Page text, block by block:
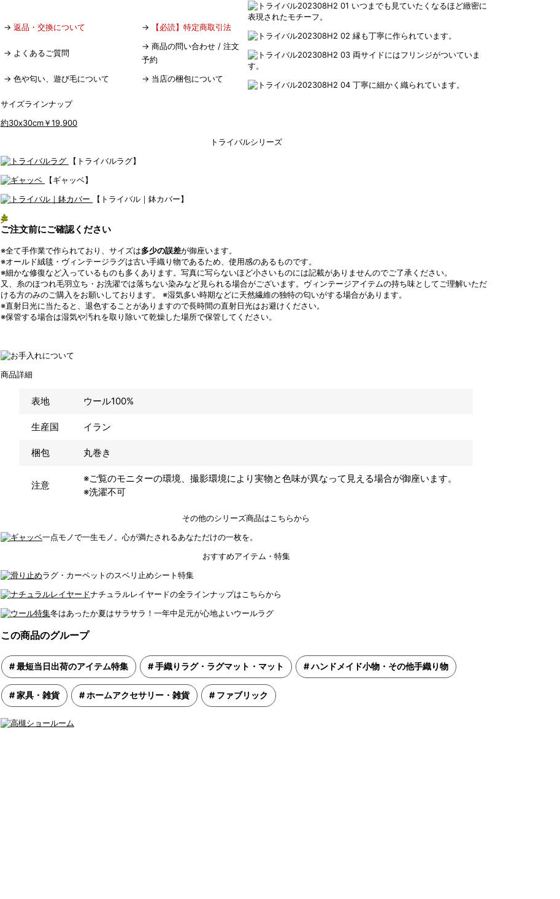
→ 返品・交換について → 【必読】特定商取引法
→ よくあるご質問
→ 商品の問い合わせ / 注文
予約
→ 色や匂い、遊び毛について → 当店の梱包について
いつまでも見ていたくなるほど緻密に
表現されたモチーフ。
縁も丁寧に作られています。
両サイドにはフリンジがついていま
す。
丁寧に細かく織られています。
サイズラインナップ
約30x30cm￥19,900
トライバルシリーズ
【トライバルラグ】
【ギャッベ】
【トライバル｜鉢カバー】
ご注文前にご確認ください
※全て手作業で作られており、サイズは多少の誤差が御座います。
※オールド絨毯・ヴィンテージラグは古い手織り物であるため、使用感のあるものです。
※細かな修復など入っているものも多くあります。写真に写らないほど小さいものには記載がありませんのでご了承ください。
又、糸のほつれ毛羽立ち・お洗濯では落ちない染みなど見られる場合がございます。ヴィンテージアイテムの持ち味としてご理解いただ
ける方のみのご購入をお願いしております。 ※湿気多い時期などに天然繊維の独特の匂いがする場合があります。
※直射日光に当たると、退色することがありますので長時間の直射日光はお避けください。
※保管する場合は湿気や汚れを取り除いて乾燥した場所で保管してください。
商品詳細
表地 ウール100%
生産国 イラン
梱包 丸巻き
注意
※ご覧のモニターの環境、撮影環境により実物と色味が異なって見える場合が御座います。
※洗濯不可
その他のシリーズ商品はこちらから
一点モノで一生モノ。心が満たされるあなただけの一枚を。
おすすめアイテム・特集
ラグ・カーペットのスベリ止めシート特集
ナチュラルレイヤードの全ラインナップはこちらから
冬はあったか夏はサラサラ！一年中足元が心地よいウールラグ
この商品のグループ
最短当日出荷のアイテム特集 手織りラグ・ラグマット・マット ハンドメイド小物・その他手織り物
家具・雑貨 ホームアクセサリー・雑貨 ファブリック